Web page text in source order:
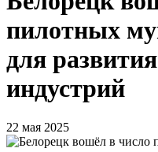
пилотных
для
индустрий
22 мая 2025